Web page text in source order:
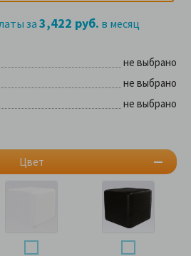
за 3,422 руб. в месяц
не выбрано
не выбрано
не выбрано
Цвет